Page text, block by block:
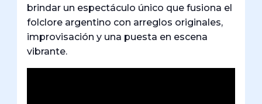
brindar un espectáculo único que fusiona el
folclore argentino con arreglos originales,
improvisación y una puesta en escena
vibrante.